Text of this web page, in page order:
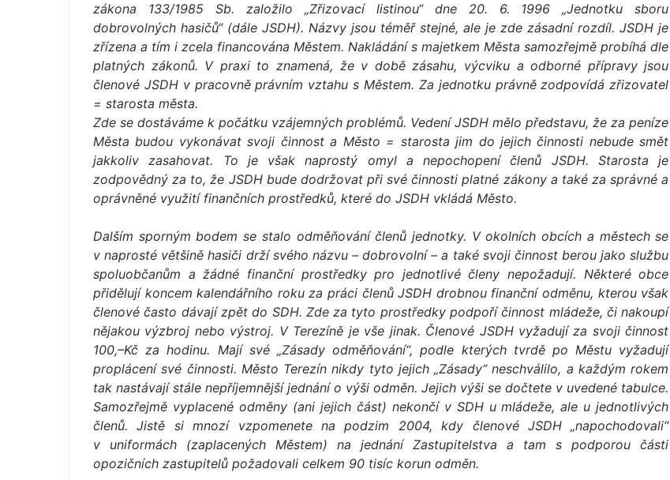
zákona 133/1985 Sb. založilo „Zřizovací listinou“ dne 20. 6. 1996 „Jednotku sboru
dobrovolných hasičů“ (dále JSDH). Názvy jsou téměř stejné, ale je zde zásadní rozdíl. JSDH je
zřízena a tím i zcela financována Městem. Nakládání s majetkem Města samozřejmě probíhá dle
platných zákonů. V praxi to znamená, že v době zásahu, výcviku a odborné přípravy jsou
členové JSDH v pracovně právním vztahu s Městem. Za jednotku právně zodpovídá zřizovatel
= starosta města.
Zde se dostáváme k počátku vzájemných problémů. Vedení JSDH mělo představu, že za peníze
Města budou vykonávat svoji činnost a Město = starosta jim do jejich činnosti nebude smět
jakkoliv zasahovat. To je však naprostý omyl a nepochopení členů JSDH. Starosta je
zodpovědný za to, že JSDH bude dodržovat při své činnosti platné zákony a také za správné a
oprávněné využití finančních prostředků, které do JSDH vkládá Město.
Dalším sporným bodem se stalo odměňování členů jednotky. V okolních obcích a městech se
v naprosté většině hasiči drží svého názvu – dobrovolní – a také svoji činnost berou jako službu
spoluobčanům a žádné finanční prostředky pro jednotlivé členy nepožadují. Některé obce
přidělují koncem kalendářního roku za práci členů JSDH drobnou finanční odměnu, kterou však
členové často dávají zpět do SDH. Zde za tyto prostředky podpoří činnost mládeže, či nakoupí
nějakou výzbroj nebo výstroj. V Terezíně je vše jinak. Členové JSDH vyžadují za svoji činnost
100,–Kč za hodinu. Mají své „Zásady odměňování“, podle kterých tvrdě po Městu vyžadují
proplácení své činnosti. Město Terezín nikdy tyto jejich „Zásady“ neschválilo, a každým rokem
tak nastávají stále nepříjemnější jednání o výši odměn. Jejich výši se dočtete v uvedené tabulce.
Samozřejmě vyplacené odměny (ani jejich část) nekončí v SDH u mládeže, ale u jednotlivých
členů. Jistě si mnozí vzpomenete na podzim 2004, kdy členové JSDH „napochodovali“
v uniformách (zaplacených Městem) na jednání Zastupitelstva a tam s podporou části
opozičních zastupitelů požadovali celkem 90 tisíc korun odměn.